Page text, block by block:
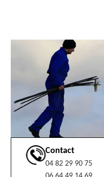
Contact
04 82 29 90 75